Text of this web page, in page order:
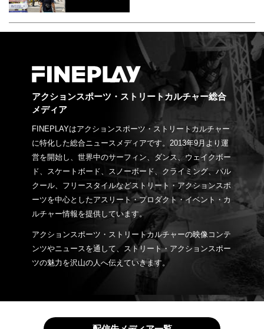
アクションスポーツ・ストリートカルチャー総合
メディア
FINEPLAYはアクションスポーツ・ストリートカルチャー
に特化した総合ニュースメディアです。2013年9月より運
営を開始し、世界中のサーフィン、ダンス、ウェイクボー
ド、スケートボード、スノーボード、クライミング、パル
クール、フリースタイルなどストリート・アクションスポ
ーツを中心としたアスリート・プロダクト・イベント・カ
ルチャー情報を提供しています。
アクションスポーツ・ストリートカルチャーの映像コンテ
ンツやニュースを通して、ストリート・アクションスポー
ツの魅力を沢山の人へ伝えていきます。